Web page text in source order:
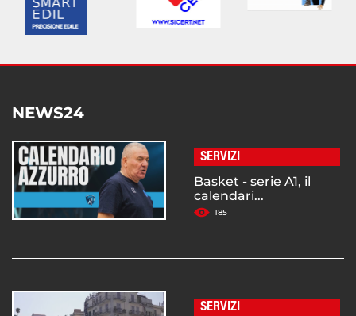
NEWS24
SERVIZI
Basket - serie A1, il
calendari...
185
SERVIZI